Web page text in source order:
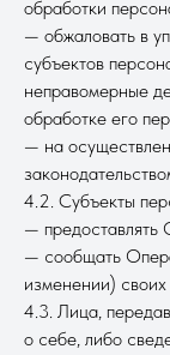
обработки
— обжаловать в
субъектов
неправомерные
обработке его
— на
4.2. Субъекты
— предоставлять
— сообщать
изменении)
4.3. Лица,
о себе, либо